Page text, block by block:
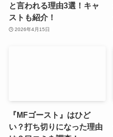
と言われる理由3選！キャ
ストも紹介！
2026年4月15日
『MFゴースト』はひど
い？打ち切りになった理由